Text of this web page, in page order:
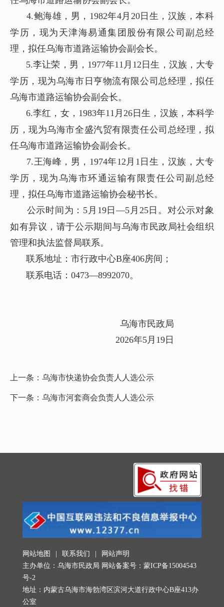
4.鲍海雄，男，1982年4月20日生，汉族，本科
学历，现为天津海易通集团股份有限公司副总经
理，拟任乌海市道路运输协会副会长。
5.李让荣，男，1977年11月12日生，汉族， 大专
学历，现为乌海市日亨物流有限公司总经理，拟任
乌海市道路运输协会副会长。
6.李红，女，1983年11月26日生，汉族，本科学
历，现为乌海市全盛汽贸有限责任公司总经理，拟
任乌海市道路运输协会副会长。
7.王海峰，男，1974年12月1日生，汉族，大专
学历，现为乌海市环通运输有限责任公司副总经
理，拟任乌海市道路运输协会秘书长。
公示时间为：5月19日—5 月25日。对公示对象
如有异议，请于公示期间与乌海市民政局社会组织
管理和执法监督局联系。
联系地址：市行政中心B座406房间；
联系电话：0473—8992070。
乌海市民政局
2026年5月19日
上一条： 乌海市快递协会负责人人选公示
下一条： 乌海市河套商会负责人人选公示
网站地图 联系我们
网站声明
主办单位：乌海市民政局 网站备案号： 蒙ICP备15004543
号-2
地址：内蒙古乌海市海勃湾区滨河大道行政中心B座413办
公室